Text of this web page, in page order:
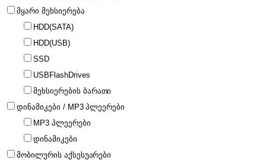
მყარი მეხსიერება
HDD(SATA)
HDD(USB)
SSD
USBFlashDrives
მეხსიერების ბარათი
დინამიკები / MP3 პლეერები
MP3 პლეერები
დინამიკები
მობილურის აქსესუარები